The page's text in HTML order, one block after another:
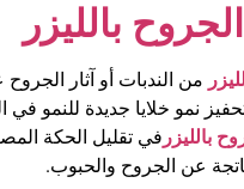
بالليزر
من الندبات أو آثار
نمو خلايا جديدة للنمو في
بالليزر في تقليل الحكة
عن الجروح والحبوب.